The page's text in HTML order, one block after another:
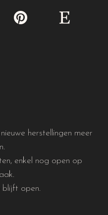
herstellingen meer
enkel nog open op
blijft open.